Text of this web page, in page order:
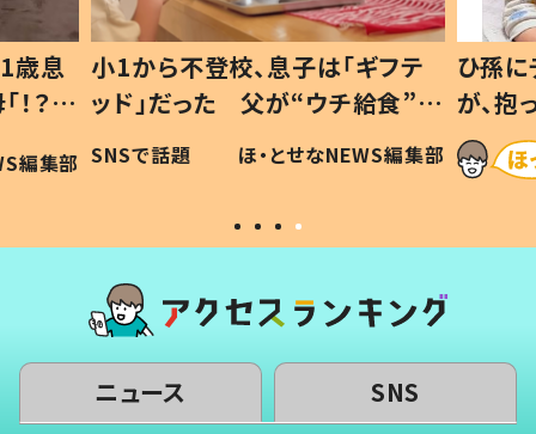
歳息
？」
編集部
小1から不登校、息子は「ギフテ
ッド」だった 父が“ウチ給食”を
作り続ける理由とは #令和の親
#令和の子
SNSで話題 ほ・とせなNEWS編集部
ひ孫
が、
「涙が
い」
ニュース SNS